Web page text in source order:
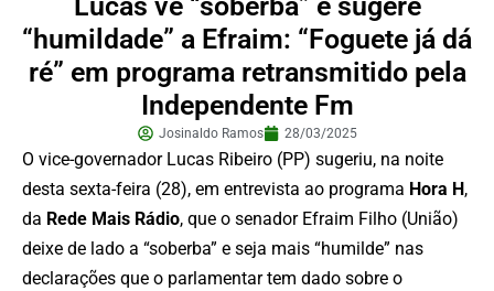
Lucas vê “soberba” e sugere
“humildade” a Efraim: “Foguete já dá
ré” em programa retransmitido pela
Independente Fm
Josinaldo Ramos 28/03/2025
O vice-governador Lucas Ribeiro (PP) sugeriu, na noite
desta sexta-feira (28), em entrevista ao programa Hora H ,
da Rede Mais Rádio, que o senador Efraim Filho (União)
deixe de lado a “soberba” e seja mais “humilde” nas
declarações que o parlamentar tem dado sobre o